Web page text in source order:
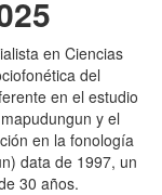
en Ciencias
del
en el estudio
y el
en la fonología
data de 1997, un
30 años.